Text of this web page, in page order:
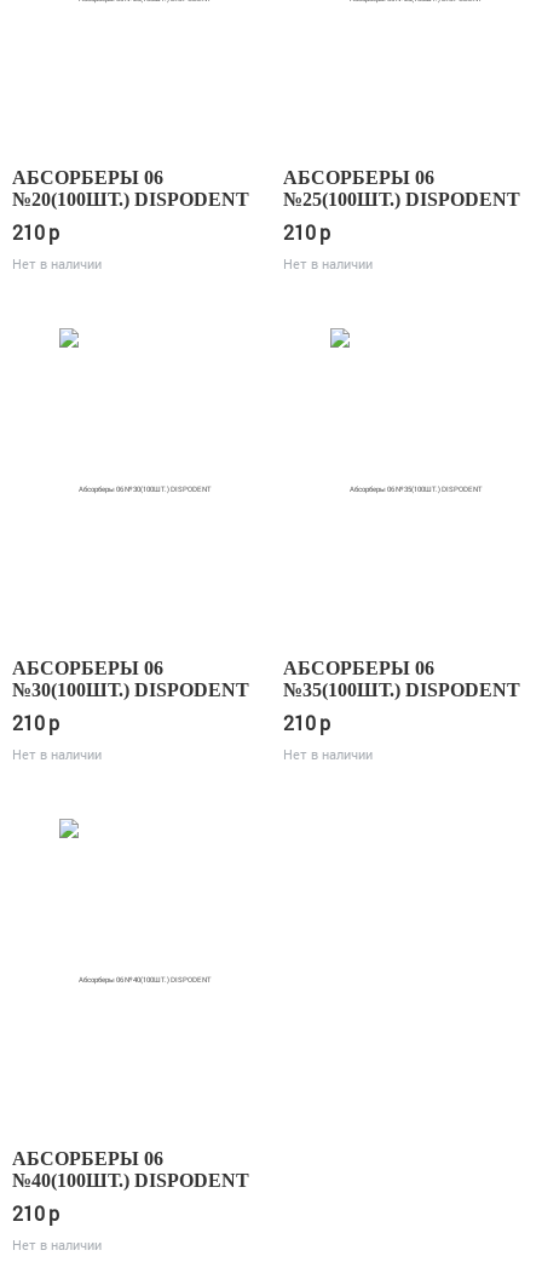
АБСОРБЕРЫ 06
№20(100ШТ.) DISPODENT
210p
Нет в наличии
АБСОРБЕРЫ 06
№25(100ШТ.) DISPODENT
210p
Нет в наличии
АБСОРБЕРЫ 06
№30(100ШТ.) DISPODENT
210p
Нет в наличии
АБСОРБЕРЫ 06
№35(100ШТ.) DISPODENT
210p
Нет в наличии
АБСОРБЕРЫ 06
№40(100ШТ.) DISPODENT
210p
Нет в наличии